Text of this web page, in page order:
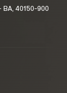
BA, 40150-900